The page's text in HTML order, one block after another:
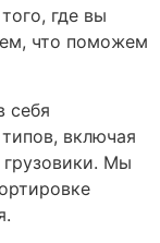
где вы
что поможем
себя
включая
Мы